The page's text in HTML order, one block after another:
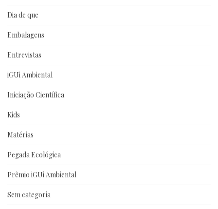
Dia de que
Embalagens
Entrevistas
iGUi Ambiental
Iniciação Científica
Kids
Matérias
Pegada Ecológica
Prêmio iGUi Ambiental
Sem categoria